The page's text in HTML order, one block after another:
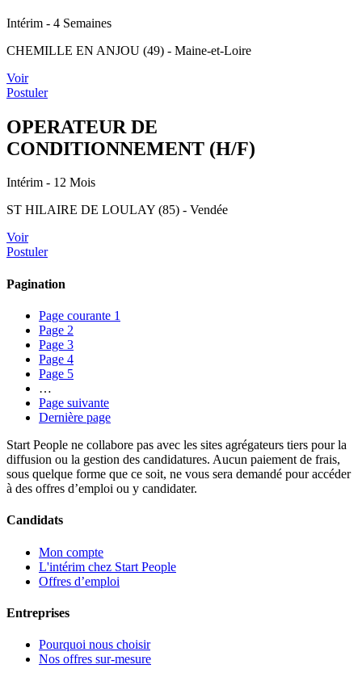
Intérim - 4 Semaines
CHEMILLE EN ANJOU (49) - Maine-et-Loire
Voir
Postuler
OPERATEUR DE
CONDITIONNEMENT (H/F)
Intérim - 12 Mois
ST HILAIRE DE LOULAY (85) - Vendée
Voir
Postuler
Pagination
Page courante 1
Page 2
Page 3
Page 4
Page 5
…
Page suivante
Dernière page
Start People ne collabore pas avec les sites agrégateurs tiers pour la
diffusion ou la gestion des candidatures. Aucun paiement de frais,
sous quelque forme que ce soit, ne vous sera demandé pour accéder
à des offres d’emploi ou y candidater.
Candidats
Mon compte
L'intérim chez Start People
Offres d’emploi
Entreprises
Pourquoi nous choisir
Nos offres sur-mesure